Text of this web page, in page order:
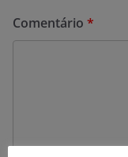
Comentário *